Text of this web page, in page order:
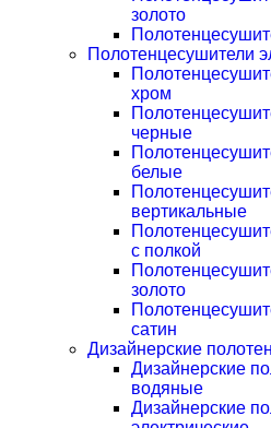
золото
Полотенцесушители
хром
черные
белые
вертикальные
с полкой
золото
сатин
Дизайнерские
Дизайнерские
водяные
Дизайнерские